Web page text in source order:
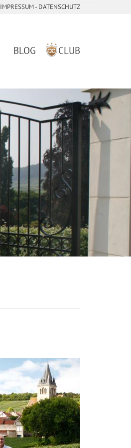
IMPRESSUM- DATENSCHUTZ
BLOG CLUB